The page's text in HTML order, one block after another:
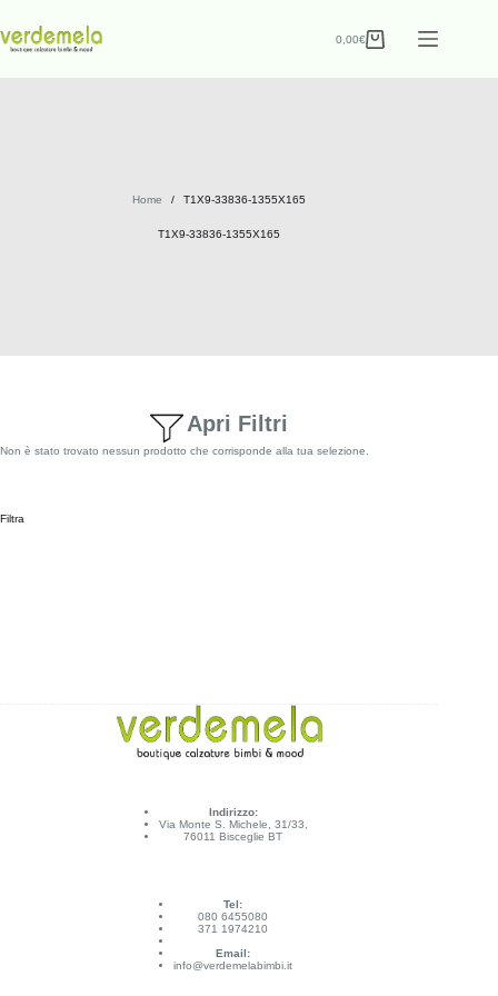
0,00€
Home / T1X9-33836-1355X165
T1X9-33836-1355X165
Apri Filtri
Non è stato trovato nessun prodotto che corrisponde alla tua selezione.
Filtra
Indirizzo:
Via Monte S. Michele, 31/33,
76011 Bisceglie BT
Tel:
080 6455080
371 1974210
Email:
info@verdemelabimbi.it